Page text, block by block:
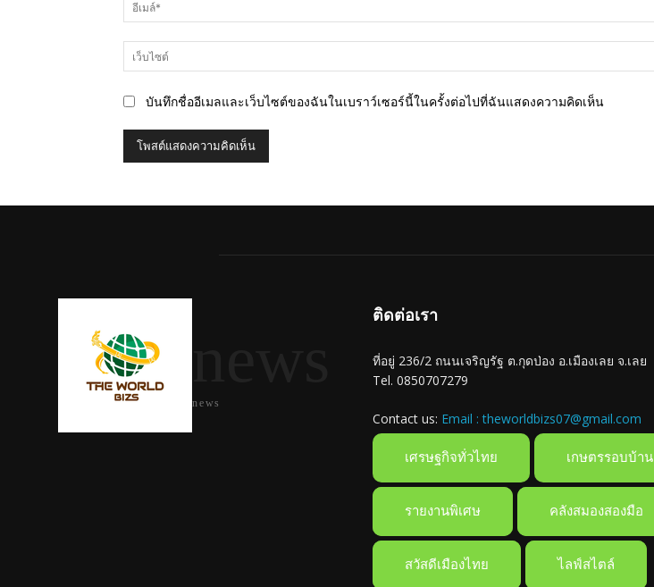
บันทึกชื่ออีเมลและเว็บไซต์ของฉันในเบราว์เซอร์นี้ในครั้งต่อไปที่ฉันแสดงความคิดเห็น
news
ติดต่อเรา
ที่อยู่ 236/2 ถนนเจริญรัฐ ต.กุดป่อง อ.เมืองเลย จ.เลย
Tel. 0850707279
Contact us: Email : theworldbizs07@gmail.com
เศรษฐกิจทั่วไทย เกษตรรอบบ้าน
รายงานพิเศษ คลังสมองสองมือ
สวัสดีเมืองไทย ไลฟ์สไตล์